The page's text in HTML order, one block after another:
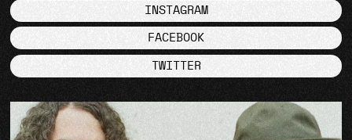
INSTAGRAM
FACEBOOK
TWITTER